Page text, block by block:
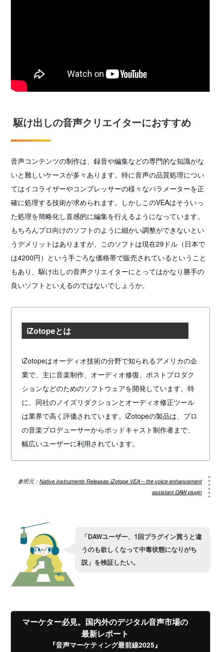
駆け出しの音声クリエイターにおすすめ
音声コンテンツの制作は、録音や編集などの専門的な知識がな
いと難しいケースが多々あります。特に音声の品質処理につい
てはイコライザーやコンプレッサーの様々なパラメーターを正
確に処理する技術が求められます。しかしこのVEAはそういっ
た処理を簡略化し直感的に編集を行えるようになっています。
もちろんプロ向けのソフトのように細かい調整ができないとい
うデメリットはありますが、このソフトは現在29ドル（日本で
は4200円）という手ごろな価格帯で販売されているということ
もあり、駆け出しの音声クリエイターにとってはかなり勝手の
良いソフトといえるのではないでしょうか。
iZotopeとは
iZotopeはオーディオ技術の分野で知られるアメリカの企
業で、主に音楽制作、オーディオ修復、ポストプロダク
ションなどのためのソフトウェアを開発しています。特
に、同社のノイズリダクションとオーディオ修正ツール
は業界で高く評価されています。iZotopeの製品は、プロ
の音楽プロデューサーからポッドキャスト制作者まで、
幅広いユーザーに利用されています。
参照元：Native Instruments Releases iZotope VEA – the voice enhancement
assistant DAW plugin
「DAWユーザー、1回プラグイン買うと違
うのも欲しくなって中毒状態になりがち
説」を検証したい。
マーケター必見。国内外のデジタル音声市場の
最新レポート
『音声マーケティング最前線2025』